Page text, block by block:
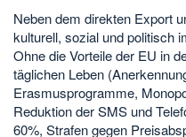
Neben dem direkten Export
kulturell, sozial und politisch
Ohne die Vorteile der EU in
täglichen Leben
Erasmusprogramme,
Reduktion der SMS und
60%, Strafen gegen